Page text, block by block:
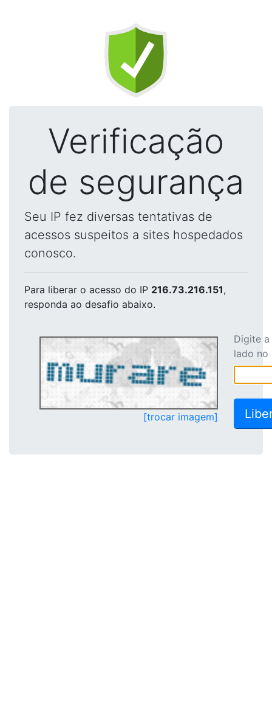
Verificação
de segurança
Seu IP fez diversas tentativas de
acessos suspeitos a sites hospedados
conosco.
Para liberar o acesso do IP 216.73.216.151,
responda ao desafio abaixo.
[trocar imagem]
Digite
lado no